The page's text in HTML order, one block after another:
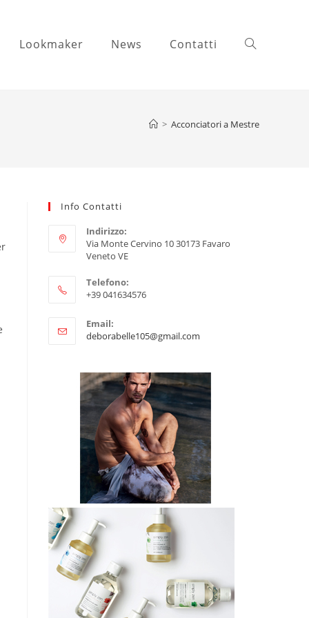
Lookmaker News Contatti
> Acconciatori a Mestre
Info Contatti
Indirizzo:
Via Monte Cervino 10 30173 Favaro
Veneto VE
Telefono:
+39 041634576
Email:
deborabelle105@gmail.com